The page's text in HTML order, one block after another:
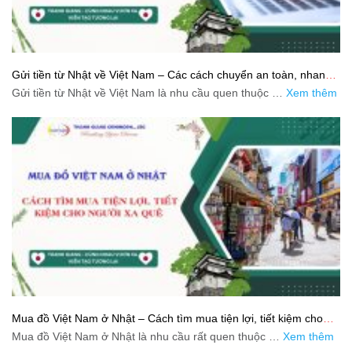
Gửi tiền từ Nhật về Việt Nam – Các cách chuyển an toàn, nhanh
và tiết kiệm
Gửi tiền từ Nhật về Việt Nam là nhu cầu quen thuộc … Xem thêm
Mua đồ Việt Nam ở Nhật – Cách tìm mua tiện lợi, tiết kiệm cho
người xa quê
Mua đồ Việt Nam ở Nhật là nhu cầu rất quen thuộc … Xem thêm